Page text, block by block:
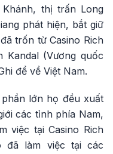
thị trấn Long
phát hiện, bắt giữ
trốn từ Casino Rich
Kandal (Vương quốc
để về Việt Nam.
lớn họ đều xuất
các tỉnh phía Nam,
việc tại Casino Rich
đã làm việc tại các